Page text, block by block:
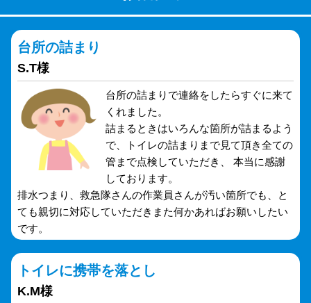
台所の詰まり
S.T様
台所の詰まりで連絡をしたらすぐに来て
くれました。
詰まるときはいろんな箇所が詰まるよう
で、トイレの詰まりまで見て頂き全ての
管まで点検していただき、 本当に感謝
しております。
排水つまり、救急隊さんの作業員さんが汚い箇所でも、と
ても親切に対応していただきまた何かあればお願いしたい
です。
トイレに携帯を落とし
K.M様